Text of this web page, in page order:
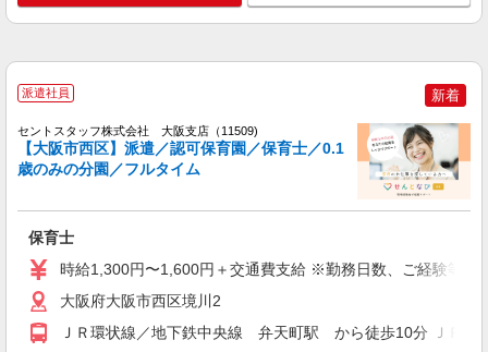
キープ 詳細を見る
ベルサンテ株式会社 大阪本社
類なし 正職員のサポート
【時給】1,400円〜＋交通費別途全額支給 ・交
通費全額支給 （車通勤の場合も駐車場代・ガソリ
大阪府大阪市西区にある私立認可保育園
キープ 詳細を見る
アルバイト パート
株式会社アスカ 大阪支店（jb619860）
派遣社員 新着
セントスタッフ株式会社 大阪支店（11509)
【大阪市西区】派遣／認可保育園／保育士／0.1
歳のみの分園／フルタイム
保育士
時給1,300円〜1,600円＋交通費支給 ※勤務日数、ご経験等に
大阪府大阪市西区境川2
ＪＲ環状線／地下鉄中央線 弁天町駅 から徒歩10分 ＪＲ